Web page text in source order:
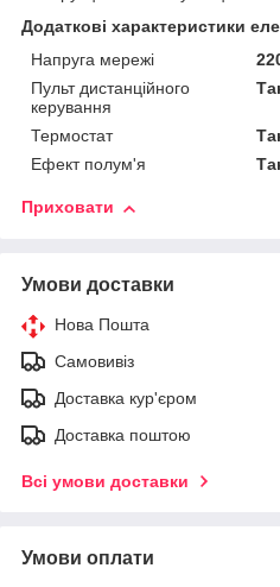
Додаткові характеристики
Напруга мережі
Пульт дистанційного
керування
Термостат
Ефект полум'я
Приховати
Умови доставки
Нова Пошта
Самовивіз
Доставка кур'єром
Доставка поштою
Всі умови доставки
Умови оплати